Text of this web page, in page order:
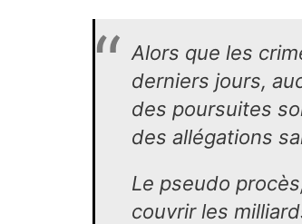
Alors que les
derniers jours,
des poursuites
des allégations
Le pseudo
couvrir les